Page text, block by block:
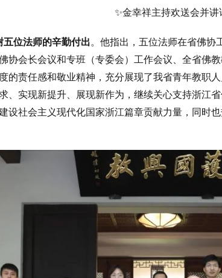
✨金幸祥主持欢送会并讲
五位法师的辛勤付出。他指出，五位法师在省佛协
协会长会议和专班（专委会）工作会议、全省佛
的责任感和敬业精神，充分展现了我省青年教职
、实现新提升、展现新作为，继续关心支持浙江
设社会主义现代化国家浙江篇章贡献力量，同时